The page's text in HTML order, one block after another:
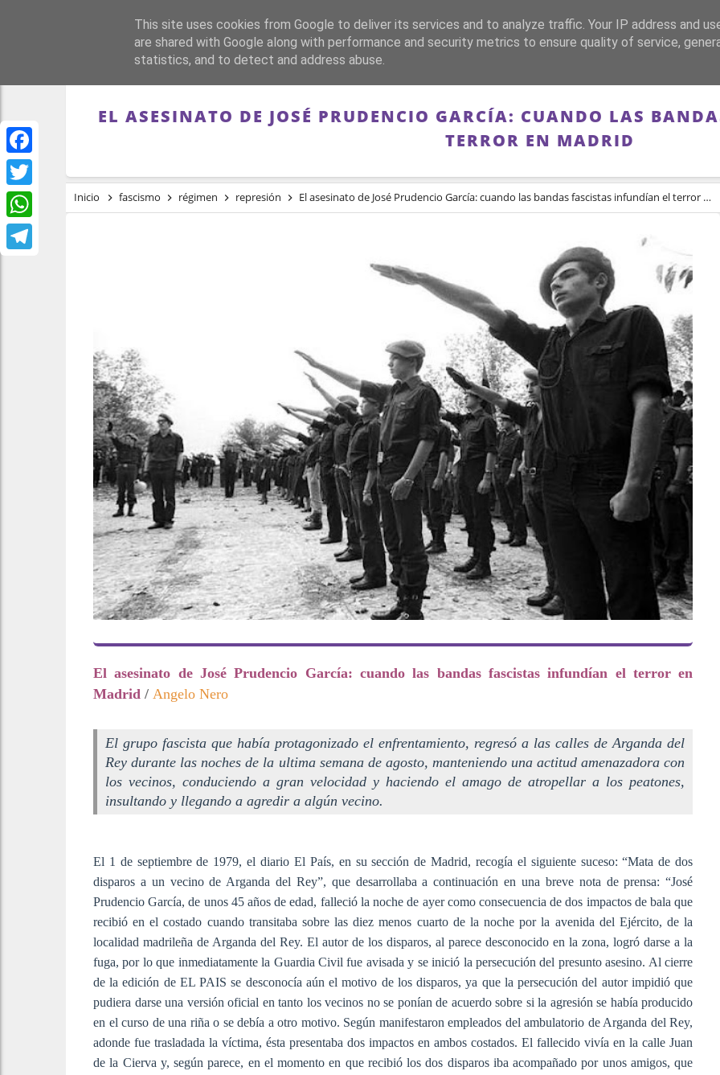
Facebook
Twitter
WhatsApp
PORTADA REPÚBLICA FRANQUISMO GUERRA DE ESPAÑA MEMORIA
EL ASESINATO DE JOSÉ PRUDENCIO GARCÍA: CUANDO LAS
TERROR EN MADRID
Inicio fascismo régimen represión El asesinato de José Prudencio García: cuando las bandas fascistas infundían el terror en Madrid
El asesinato de José Prudencio García: cuando las bandas fascistas infundían el terror en
Madrid / Angelo Nero
El grupo fascista que había protagonizado el enfrentamiento, regresó a las calles de Arganda del
Rey durante las noches de la ultima semana de agosto, manteniendo una actitud amenazadora con
los vecinos, conduciendo a gran velocidad y haciendo el amago de atropellar a los peatones,
insultando y llegando a agredir a algún vecino.
El 1 de septiembre de 1979, el diario El País, en su sección de Madrid, recogía el siguiente suceso: “Mata de dos
disparos a un vecino de Arganda del Rey”, que desarrollaba a continuación en una breve nota de prensa: “José
Prudencio García, de unos 45 años de edad, falleció la noche de ayer como consecuencia de dos impactos de bala que
recibió en el costado cuando transitaba sobre las diez menos cuarto de la noche por la avenida del Ejército, de la
localidad madrileña de Arganda del Rey. El autor de los disparos, al parece desconocido en la zona, logró darse a la
fuga, por lo que inmediatamente la Guardia Civil fue avisada y se inició la persecución del presunto asesino. Al cierre
de la edición de EL PAIS se desconocía aún el motivo de los disparos, ya que la persecución del autor impidió que
pudiera darse una versión oficial en tanto los vecinos no se ponían de acuerdo sobre si la agresión se había producido
en el curso de una riña o se debía a otro motivo. Según manifestaron empleados del ambulatorio de Arganda del Rey,
adonde fue trasladada la víctima, ésta presentaba dos impactos en ambos costados. El fallecido vivía en la calle Juan
de la Cierva y, según parece, en el momento en que recibió los dos disparos iba acompañado por unos amigos, que
This site uses cookies from Google to deliver its services and to analyze traffic. Your IP address and
are shared with Google along with performance and security metrics to ensure quality of service,
statistics, and to detect and address abuse.